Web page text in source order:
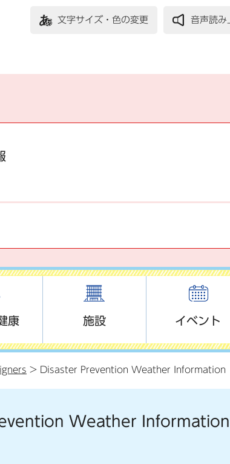
文字サイズ・色の変更 音声読み
康 施設 イベント
> Disaster Prevention Weather Information（
Weather Information